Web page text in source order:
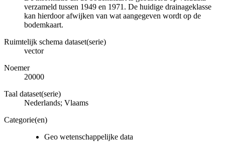
verzameld tussen 1949 en 1971. De huidige drainageklasse
kan hierdoor afwijken van wat aangegeven wordt op de
bodemkaart.
Ruimtelijk schema dataset(serie)
vector
Noemer
20000
Taal dataset(serie)
Nederlands; Vlaams
Categorie(en)
Geo wetenschappelijke data